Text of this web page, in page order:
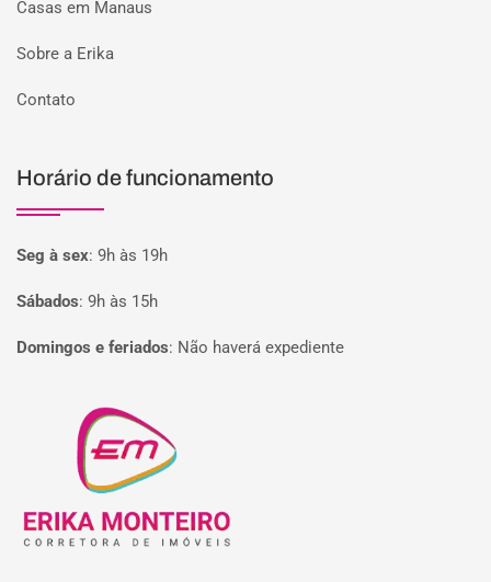
Casas em Manaus
Sobre a Erika
Contato
Horário de funcionamento
Seg à sex: 9h às 19h
Sábados: 9h às 15h
Domingos e feriados: Não haverá expediente
Página inicial